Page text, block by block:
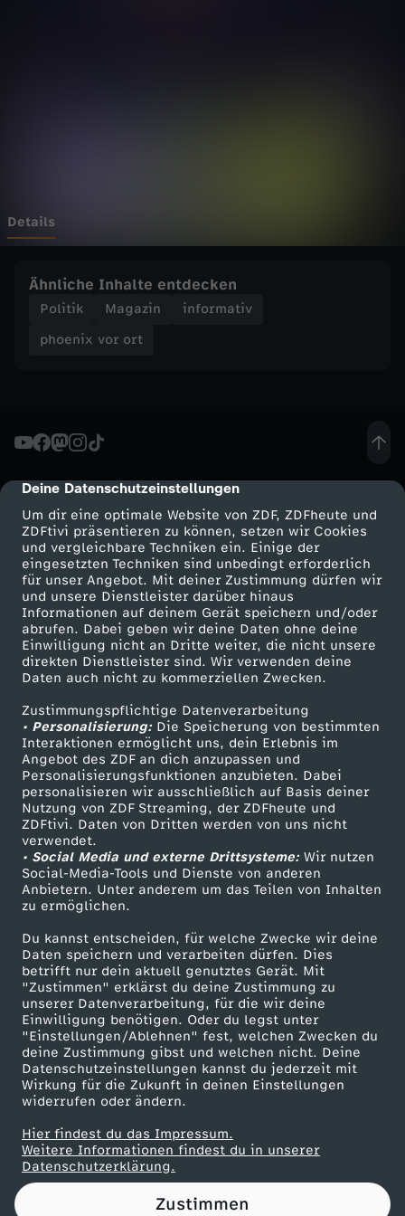
cmp-dialog-description
Deine Datenschutzeinstellungen
Um dir eine optimale Website von ZDF, ZDFheute und
ZDFtivi präsentieren zu können, setzen wir Cookies
und vergleichbare Techniken ein. Einige der
eingesetzten Techniken sind unbedingt erforderlich
für unser Angebot. Mit deiner Zustimmung dürfen wir
und unsere Dienstleister darüber hinaus
Informationen auf deinem Gerät speichern und/oder
abrufen. Dabei geben wir deine Daten ohne deine
Einwilligung nicht an Dritte weiter, die nicht unsere
direkten Dienstleister sind. Wir verwenden deine
Daten auch nicht zu kommerziellen Zwecken.
Zustimmungspflichtige Datenverarbeitung
• Personalisierung:Die Speicherung von bestimmten
Interaktionen ermöglicht uns, dein Erlebnis im
Angebot des ZDF an dich anzupassen und
Personalisierungsfunktionen anzubieten. Dabei
personalisieren wir ausschließlich auf Basis deiner
Nutzung von ZDF Streaming, der ZDFheute und
ZDFtivi. Daten von Dritten werden von uns nicht
verwendet.
• Social Media und externe Drittsysteme:Wir nutzen
Social-Media-Tools und Dienste von anderen
Anbietern. Unter anderem um das Teilen von Inhalten
zu ermöglichen.
Du kannst entscheiden, für welche Zwecke wir deine
Daten speichern und verarbeiten dürfen. Dies
betrifft nur dein aktuell genutztes Gerät. Mit
"Zustimmen" erklärst du deine Zustimmung zu
unserer Datenverarbeitung, für die wir deine
Einwilligung benötigen. Oder du legst unter
"Einstellungen/Ablehnen" fest, welchen Zwecken du
deine Zustimmung gibst und welchen nicht. Deine
Datenschutzeinstellungen kannst du jederzeit mit
Wirkung für die Zukunft in deinen Einstellungen
widerrufen oder ändern.
Hier findest du das Impressum.
Weitere Informationen findest du in unserer
Datenschutzerklärung.
Zustimmen
t
W
t
b
e
w
e
r
b
s
f
ä
h
i
g
k
e
i
t
"
Details
Ähnliche Inhalte entdecken
Politik Magazin
informativ
phoenix vor ort
Mehr ZDF
ZDF-Apps
Smart TV
ZDFtext
Livestreams
Sendungen A-Z
TV-Programm
Service
ZDFmitreden
Kontakt zum ZDF
Tickets
Zuschauerservice
Hilfe
ZDF Unternehmen
Karriere
ZDF goes Schule
Werbefernsehen
Mainzelmännchen
Partner